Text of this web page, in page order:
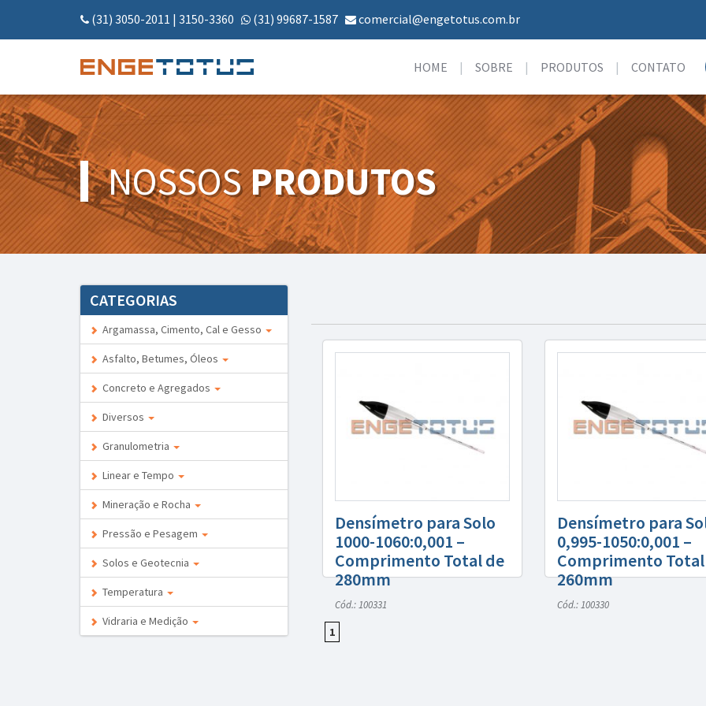
(31) 3050-2011 | 3150-3360 (31) 99687-1587 comercial@engetotus.com.br
HOME SOBRE PRODUTOS CONTATO
NOSSOSPRODUTOS
CATEGORIAS
Argamassa, Cimento, Cal e Gesso
Asfalto, Betumes, Óleos
Concreto e Agregados
Diversos
Granulometria
Linear e Tempo
Mineração e Rocha
Pressão e Pesagem
Solos e Geotecnia
Temperatura
Vidraria e Medição
Densímetro para Solo
1000-1060:0,001 –
Comprimento Total de
280mm
Cód.: 100331
Densímetro para
0,995-1050:0,001 –
Comprimento
260mm
Cód.: 100330
1